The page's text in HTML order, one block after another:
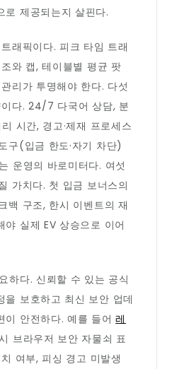
로 제공되는지 살핀다.
래픽이다. 피크 타임 트래
와 캡, 테이블별 평균 팟
리가 투명해야 한다. 다섯
다. 24/7 다국어 상담, 분
시간, 경고·제재 프로세스
구(입금 한도·자기 차단)
운영의 바로미터다. 여섯
가치다. 첫 입금 보너스의
백 구조, 한시 이벤트의 재
야 실제 EV 상승으로 이어
하다. 신뢰할 수 있는 공식
을 보호하고 최신 보안 업데
이 안전하다. 예를 들어레
브라우저 보안 자물쇠 표
여부, 피싱 경고 미발생